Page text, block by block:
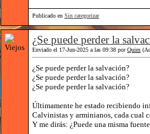
Publicado en Sin categorizar
¿Se puede perder la
Enviado el 17-Jun-2025 a las 09:38 porQuim
¿Se puede perder la salvación?
¿Se puede perder la salvación?
¿Se puede perder la salvación?
Últimamente he estado recibiendo
Calvinistas y arminianos, cada cual
Y me dirás: ¿Puede una misma